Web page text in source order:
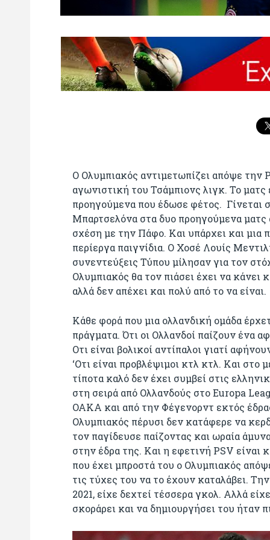
Ο Ολυμπιακός αντιμετωπίζει απόψε την
αγωνιστική του Τσάμπιονς λιγκ. Το ματς
προηγούμενα που έδωσε φέτος. Γίνεται
Μπαρτσελόνα στα δυο προηγούμενα
σχέση με την Πάφο. Και υπάρχει και μια
περίεργα παιγνίδια. Ο Χοσέ Λουίς
συνεντεύξεις Τύπου μίλησαν για τον
Ολυμπιακός θα τον πιάσει έχει να κάνει
αλλά δεν απέχει και πολύ από το να
Κάθε φορά που μια ολλανδική ομάδα
πράγματα. Ότι οι Ολλανδοί παίζουν ένα
Οτι είναι βολικοί αντίπαλοι γιατί
‘Οτι είναι προβλέψιμοι κτλ κτλ. Και
τίποτα καλό δεν έχει συμβεί στις
στη σειρά από Ολλανδούς στο Europa
ΟΑΚΑ και από την Φέγενορντ εκτός
Ολυμπιακός πέρυσι δεν κατάφερε να
τον παγίδευσε παίζοντας και ωραία
στην έδρα της. Και η εφετινή PSV είναι
που έχει μπροστά του ο Ολυμπιακός
τις τύχες του να το έχουν καταλάβει.
2021, είχε δεχτεί τέσσερα γκολ. Αλλά
σκοράρει και να δημιουργήσει του